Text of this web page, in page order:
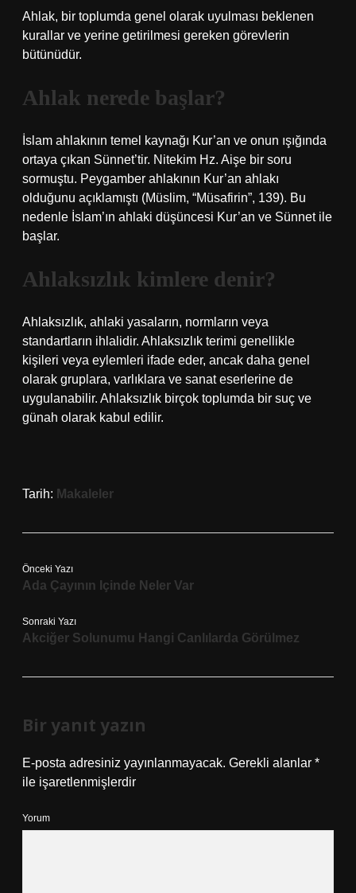
Ahlak, bir toplumda genel olarak uyulması beklenen
kurallar ve yerine getirilmesi gereken görevlerin
bütünüdür.
Ahlak nerede başlar?
İslam ahlakının temel kaynağı Kur’an ve onun ışığında
ortaya çıkan Sünnet’tir. Nitekim Hz. Aişe bir soru
sormuştu. Peygamber ahlakının Kur’an ahlakı
olduğunu açıklamıştı (Müslim, “Müsafirin”, 139). Bu
nedenle İslam’ın ahlaki düşüncesi Kur’an ve Sünnet ile
başlar.
Ahlaksızlık kimlere denir?
Ahlaksızlık, ahlaki yasaların, normların veya
standartların ihlalidir. Ahlaksızlık terimi genellikle
kişileri veya eylemleri ifade eder, ancak daha genel
olarak gruplara, varlıklara ve sanat eserlerine de
uygulanabilir. Ahlaksızlık birçok toplumda bir suç ve
günah olarak kabul edilir.
Tarih: Makaleler
Önceki Yazı
Ada Çayının Içinde Neler Var
Sonraki Yazı
Akciğer Solunumu Hangi Canlılarda Görülmez
Bir yanıt yazın
E-posta adresiniz yayınlanmayacak. Gerekli alanlar *
ile işaretlenmişlerdir
Yorum